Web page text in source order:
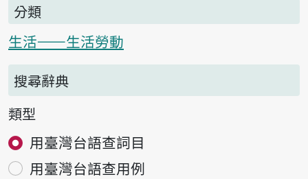
分類
生活——生活勞動
搜尋辭典
類型
用臺灣台語查詞目
用臺灣台語查用例